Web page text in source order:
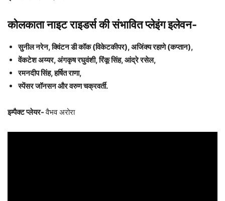
कोलकाता नाइट राइडर्स की संभावित प्लेइंग इलेवन-
सुनील नरेन, क्विंटन डी कॉक (विकेटकीपर), अजिंक्य रहाणे (कप्तान),
वेंकटेश अय्यर, अंगकृष रघुवंशी, रिंकू सिंह, आंद्रे रसेल,
रमनदीप सिंह, हर्षित राणा,
स्पेंसर जॉनसन और वरुण चक्रवर्ती.
इम्पैक्ट प्लेयर-वैभव अरोरा